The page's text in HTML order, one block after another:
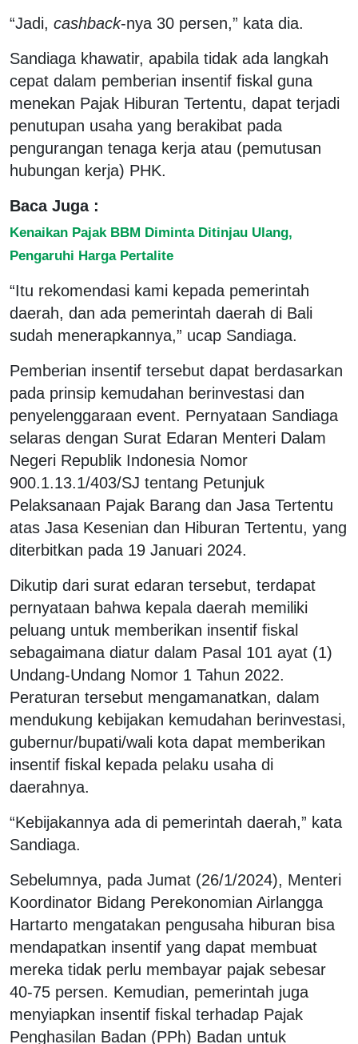
“Jadi, cashback-nya 30 persen,” kata dia.
Sandiaga khawatir, apabila tidak ada langkah
cepat dalam pemberian insentif fiskal guna
menekan Pajak Hiburan Tertentu, dapat terjadi
penutupan usaha yang berakibat pada
pengurangan tenaga kerja atau (pemutusan
hubungan kerja) PHK.
Baca Juga :
Kenaikan Pajak BBM Diminta Ditinjau Ulang,
Pengaruhi Harga Pertalite
“Itu rekomendasi kami kepada pemerintah
daerah, dan ada pemerintah daerah di Bali
sudah menerapkannya,” ucap Sandiaga.
Pemberian insentif tersebut dapat berdasarkan
pada prinsip kemudahan berinvestasi dan
penyelenggaraan event. Pernyataan Sandiaga
selaras dengan Surat Edaran Menteri Dalam
Negeri Republik Indonesia Nomor
900.1.13.1/403/SJ tentang Petunjuk
Pelaksanaan Pajak Barang dan Jasa Tertentu
atas Jasa Kesenian dan Hiburan Tertentu, yang
diterbitkan pada 19 Januari 2024.
Dikutip dari surat edaran tersebut, terdapat
pernyataan bahwa kepala daerah memiliki
peluang untuk memberikan insentif fiskal
sebagaimana diatur dalam Pasal 101 ayat (1)
Undang-Undang Nomor 1 Tahun 2022.
Peraturan tersebut mengamanatkan, dalam
mendukung kebijakan kemudahan berinvestasi,
gubernur/bupati/wali kota dapat memberikan
insentif fiskal kepada pelaku usaha di
daerahnya.
“Kebijakannya ada di pemerintah daerah,” kata
Sandiaga.
Sebelumnya, pada Jumat (26/1/2024), Menteri
Koordinator Bidang Perekonomian Airlangga
Hartarto mengatakan pengusaha hiburan bisa
mendapatkan insentif yang dapat membuat
mereka tidak perlu membayar pajak sebesar
40-75 persen. Kemudian, pemerintah juga
menyiapkan insentif fiskal terhadap Pajak
Penghasilan Badan (PPh) Badan untuk